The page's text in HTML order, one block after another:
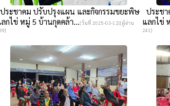
ประชาคม ปรับปรุงแผน และกิจกรรมขยะพิษ
กไข่ หมู่ 5 บ้านกุดคล้า...[วันที่ 2025-03-12][ผู้อ่าน
ประช
แลกไข่
241]